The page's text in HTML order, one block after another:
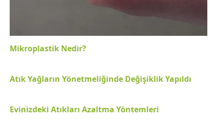
Mikroplastik Nedir?
Atık Yağların Yönetmeliğinde Değişiklik Yapıldı
Evinizdeki Atıkları Azaltma Yöntemleri